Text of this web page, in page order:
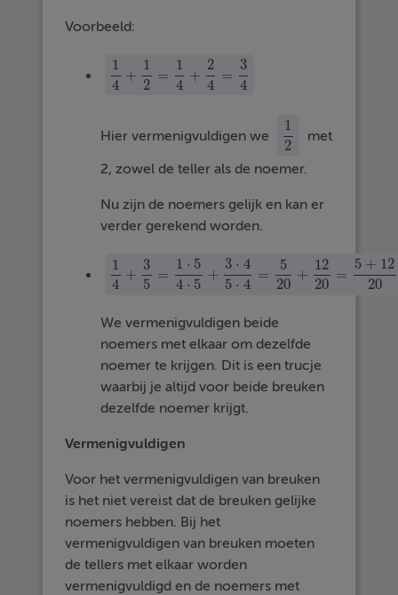
Voorbeeld:
1
4
+
1
2
=
1
4
+
2
4
=
3
4
14 +1 2= 14 +2 4= 34
Hier vermenigvuldigen we
1
2
12 met
2, zowel de teller als de noemer.
Nu zijn de noemers gelijk en kan er
verder gerekend worden.
1
4
+
3
5
=
1 ⋅ 5
4 ⋅ 5
+
3 ⋅ 4
5 ⋅ 4
=
5
20
+
12
20
=
5 + 12
20
1 4+ 35 =1 ⋅54⋅5 +3⋅45⋅4=520 +1220 =5 +1220
We vermenigvuldigen beide
noemers met elkaar om dezelfde
noemer te krijgen. Dit is een trucje
waarbij je altijd voor beide breuken
dezelfde noemer krijgt.
Vermenigvuldigen
Voor het vermenigvuldigen van breuken
is het niet vereist dat de breuken gelijke
noemers hebben. Bij het
vermenigvuldigen van breuken moeten
de tellers met elkaar worden
vermenigvuldigd en de noemers met